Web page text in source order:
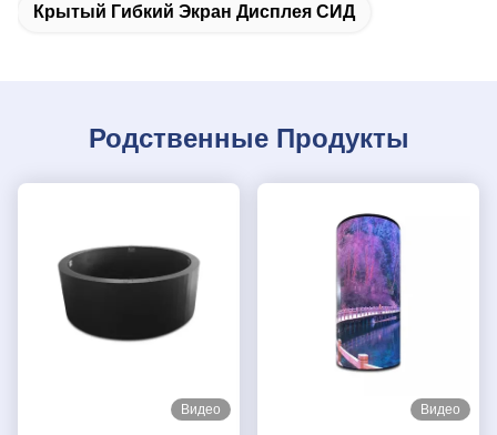
Крытый Гибкий Экран Дисплея СИД
Родственные Продукты
Видео Видео